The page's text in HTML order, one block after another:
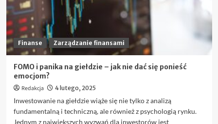
i
kto
może
niej
Finanse Zarządzanie finansami
FOMO i panika na giełdzie – jak nie dać się ponieść
emocjom?
Redakcja 4 lutego, 2025
Inwestowanie na giełdzie wiąże się nie tylko z analizą
fundamentalną i techniczną, ale również z psychologią rynku.
Jednym z największych wyzwań dla inwestorów jest